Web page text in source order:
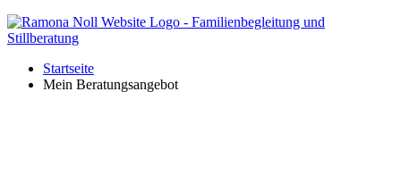
Startseite
Mein Beratungsangebot